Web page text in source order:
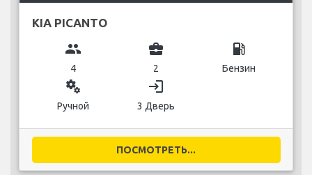
KIA PICANTO
group
4
business_center
2
local_gas_station
Бензин
miscellaneous_services
Ручной
login
3 Дверь
ПОСМОТРЕТЬ...